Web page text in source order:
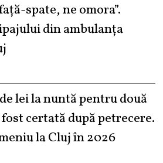
spate, ne omora”.
din ambulanța
lei la nuntă pentru două
certată după petrecere.
la Cluj în 2026